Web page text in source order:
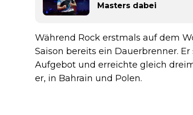
Masters dabei
Während Rock erstmals auf dem
Saison bereits ein Dauerbrenner.
Aufgebot und erreichte gleich
er, in Bahrain und Polen.